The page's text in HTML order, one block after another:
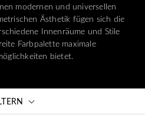
modernen und universellen
Ästhetik fügen sich die
Innenräume und Stile
Farbpalette maximale
bietet.